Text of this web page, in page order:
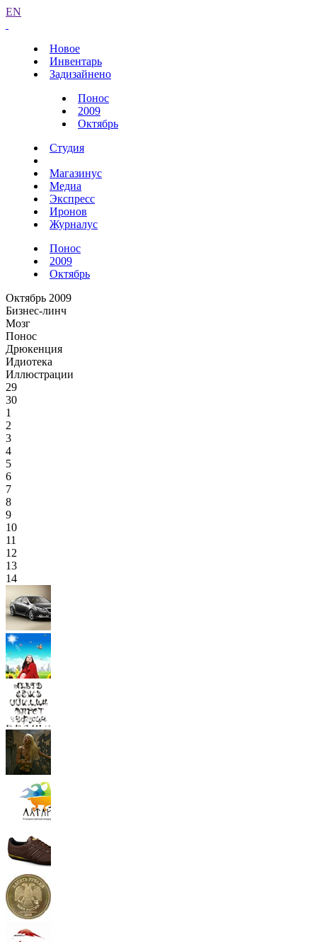
EN
Новое
Инвентарь
Задизайнено
Понос
2009
Октябрь
Студия
Магазинус
Медиа
Экспресс
Иронов
Журналус
Понос
2009
Октябрь
Октябрь 2009
Бизнес-линч
Мозг
Понос
Дрюкенция
Идиотека
Иллюстрации
29
30
1
2
3
4
5
6
7
8
9
10
11
12
13
14